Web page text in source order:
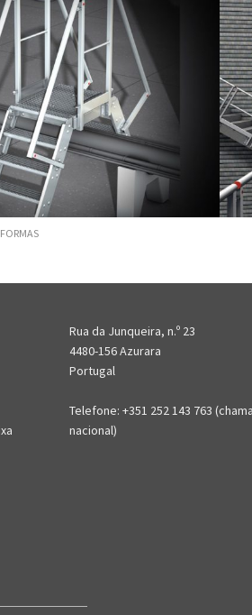
Rua da Junqueira, n.º 23
4480-156 Azurara
Portugal
Telefone: +351 252 143 763
nacional)